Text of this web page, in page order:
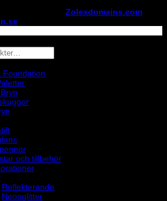
Zolexdomains.com
Foundation
och tillbehör
Reflekterande
Neonglitter